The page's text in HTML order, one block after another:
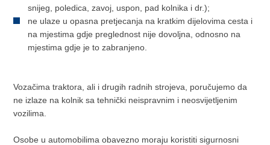
snijeg, poledica, zavoj, uspon, pad kolnika i dr.);
ne ulaze u opasna pretjecanja na kratkim dijelovima cesta i
na mjestima gdje preglednost nije dovoljna, odnosno na
mjestima gdje je to zabranjeno.
Vozačima traktora, ali i drugih radnih strojeva, poručujemo da
ne izlaze na kolnik sa tehnički neispravnim i neosvijetljenim
vozilima.
Osobe u automobilima obavezno moraju koristiti sigurnosni